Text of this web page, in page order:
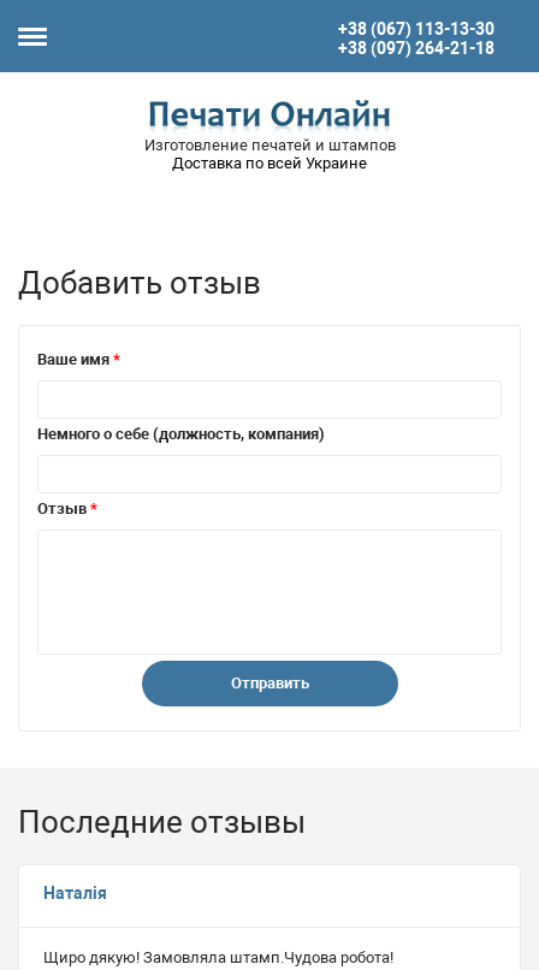
+38 (067) 113-13-30
+38 (097) 264-21-18
Изготовление печатей и штампов
Доставка по всей Украине
Добавить отзыв
Ваше имя *
Немного о себе (должность, компания)
Отзыв *
Последние отзывы
Наталія
Щиро дякую! Замовляла штамп.Чудова робота!